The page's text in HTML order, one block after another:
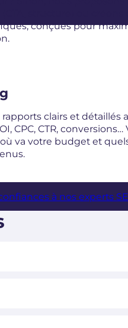
conçues pour
clairs et détaillés
CPC, CTR, conversions…
va votre budget et
à nos experts